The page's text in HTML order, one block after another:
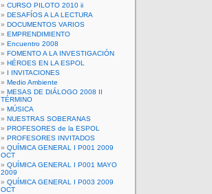
CURSO PILOTO 2010 ii
DESAFÍOS A LA LECTURA
DOCUMENTOS VARIOS
EMPRENDIMIENTO
Encuentro 2008
FOMENTO A LA INVESTIGACIÓN
HÉROES EN LA ESPOL
I INVITACIONES
Medio Ambiente
MESAS DE DIÁLOGO 2008 II
TÉRMINO
MÚSICA
NUESTRAS SOBERANAS
PROFESORES de la ESPOL
PROFESORES INVITADOS
QUÍMICA GENERAL I P001 2009
OCT
QUÍMICA GENERAL I P001 MAYO
2009
QUÍMICA GENERAL I P003 2009
OCT